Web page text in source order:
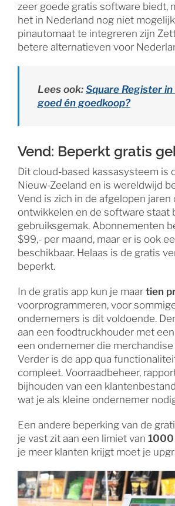
zeer goede gratis software biedt,
het in Nederland nog niet
pinautomaat te integreren zijn
betere alternatieven voor
Lees ook: Square Register
goed én goedkoop?
Vend: Beperkt gratis
Dit cloud-based kassasysteem is
Nieuw-Zeeland en is wereldwijd
Vend is zich in de afgelopen
ontwikkelen en de software staat
gebruiksgemak. Abonnementen
$99,- per maand, maar er is ook
beschikbaar. Helaas is de gratis
beperkt.
In de gratis app kun je maartien
voorprogrammeren, voor
ondernemers is dit voldoende.
aan een foodtruckhouder met
een ondernemer die
Verder is de app qua
compleet. Voorraadbeheer,
bijhouden van een
wat je als kleine ondernemer
Een andere beperking van de
je vast zit aan een limiet van 1000
je meer klanten krijgt moet je